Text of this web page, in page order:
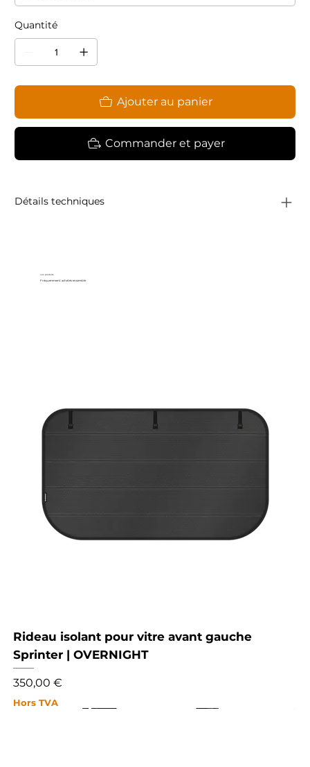
Quantité
Ajouter au panier
Commander et payer
Détails techniques
Les produits
Fréquemment achetés ensemble
Rideau isolant pour vitre avant gauche
Sprinter | OVERNIGHT
Prix
350,00 €
Hors TVA